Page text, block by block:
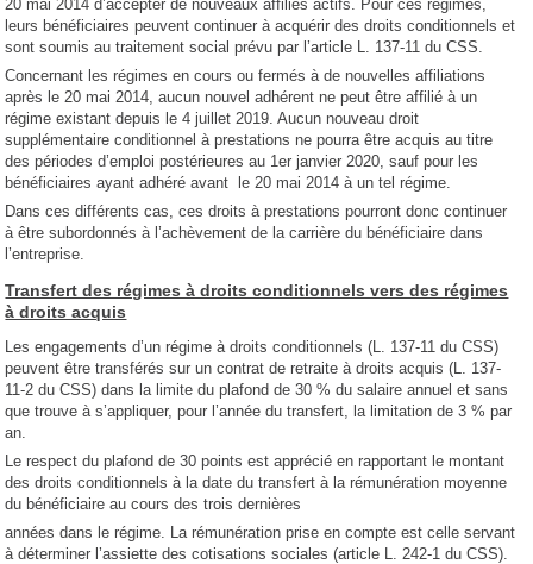
20 mai 2014 d’accepter de nouveaux affiliés actifs. Pour ces régimes,
leurs bénéficiaires peuvent continuer à acquérir des droits conditionnels et
sont soumis au traitement social prévu par l’article L. 137-11 du CSS.
Concernant les régimes en cours ou fermés à de nouvelles affiliations
après le 20 mai 2014, aucun nouvel adhérent ne peut être affilié à un
régime existant depuis le 4 juillet 2019. Aucun nouveau droit
supplémentaire conditionnel à prestations ne pourra être acquis au titre
des périodes d’emploi postérieures au 1er janvier 2020, sauf pour les
bénéficiaires ayant adhéré avant le 20 mai 2014 à un tel régime.
Dans ces différents cas, ces droits à prestations pourront donc continuer
à être subordonnés à l’achèvement de la carrière du bénéficiaire dans
l’entreprise.
Transfert des régimes à droits conditionnels vers des régimes
à droits acquis
Les engagements d’un régime à droits conditionnels (L. 137-11 du CSS)
peuvent être transférés sur un contrat de retraite à droits acquis (L. 137-
11-2 du CSS) dans la limite du plafond de 30 % du salaire annuel et sans
que trouve à s’appliquer, pour l’année du transfert, la limitation de 3 % par
an.
Le respect du plafond de 30 points est apprécié en rapportant le montant
des droits conditionnels à la date du transfert à la rémunération moyenne
du bénéficiaire au cours des trois dernières
années dans le régime. La rémunération prise en compte est celle servant
à déterminer l’assiette des cotisations sociales (article L. 242-1 du CSS).